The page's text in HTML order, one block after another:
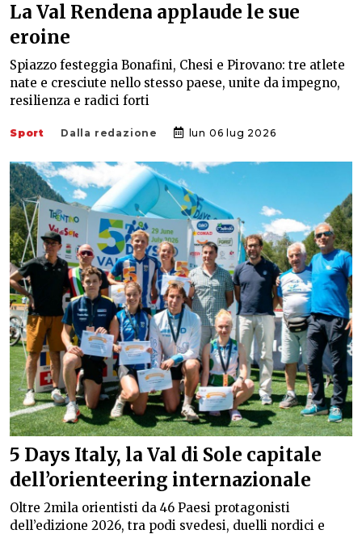
La Val Rendena applaude le sue
eroine
Spiazzo festeggia Bonafini, Chesi e Pirovano: tre atlete
nate e cresciute nello stesso paese, unite da impegno,
resilienza e radici forti
Sport Dalla redazione lun 06 lug 2026
5 Days Italy, la Val di Sole capitale
dell’orienteering internazionale
Oltre 2mila orientisti da 46 Paesi protagonisti
dell’edizione 2026, tra podi svedesi, duelli nordici e